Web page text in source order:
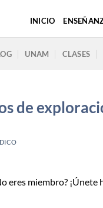
INICIO
UNAM CLASES
de
eres miembro? ¡Únete